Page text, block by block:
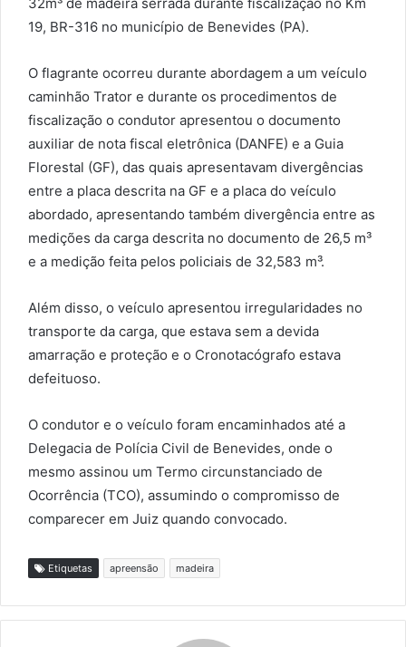
19, BR-316 no município de Benevides (PA).
O flagrante ocorreu durante abordagem a um veículo
caminhão Trator e durante os procedimentos de
fiscalização o condutor apresentou o documento
auxiliar de nota fiscal eletrônica (DANFE) e a Guia
Florestal (GF), das quais apresentavam divergências
entre a placa descrita na GF e a placa do veículo
abordado, apresentando também divergência entre as
medições da carga descrita no documento de 26,5 m³
e a medição feita pelos policiais de 32,583 m³.
Além disso, o veículo apresentou irregularidades no
transporte da carga, que estava sem a devida
amarração e proteção e o Cronotacógrafo estava
defeituoso.
O condutor e o veículo foram encaminhados até a
Delegacia de Polícia Civil de Benevides, onde o
mesmo assinou um Termo circunstanciado de
Ocorrência (TCO), assumindo o compromisso de
comparecer em Juiz quando convocado.
Etiquetas apreensão madeira